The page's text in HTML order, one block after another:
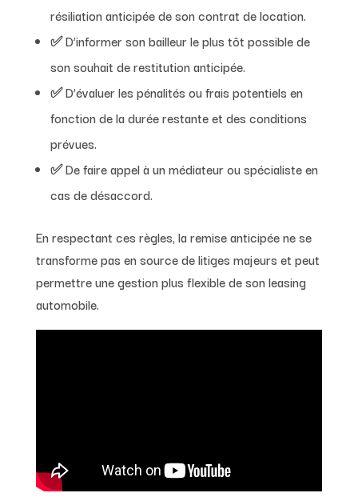
résiliation anticipée de son contrat de location.
✅ D’informer son bailleur le plus tôt possible de
son souhait de restitution anticipée.
✅ D’évaluer les pénalités ou frais potentiels en
fonction de la durée restante et des conditions
prévues.
✅ De faire appel à un médiateur ou spécialiste en
cas de désaccord.
En respectant ces règles, la remise anticipée ne se
transforme pas en source de litiges majeurs et peut
permettre une gestion plus flexible de son leasing
automobile.